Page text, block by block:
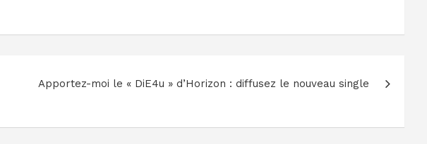
Apportez-moi le « DiE4u » d’Horizon : diffusez le nouveau single